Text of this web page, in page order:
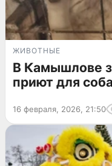
ЖИВОТНЫЕ
В Камышлове
приют для
16 февраля, 2026, 21:50